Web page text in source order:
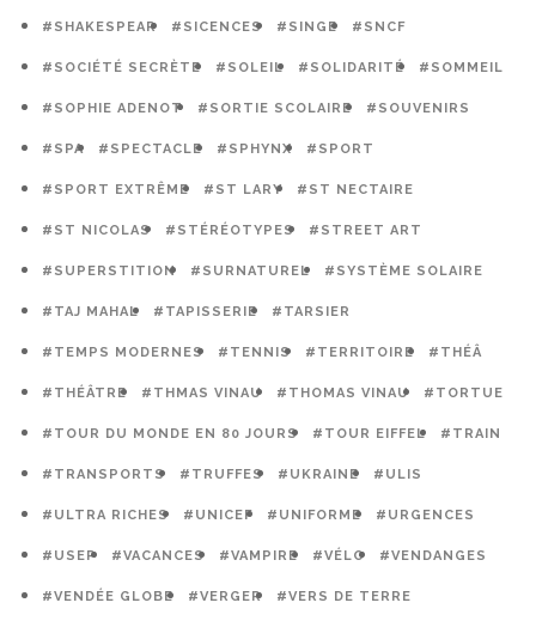
#SHAKESPEAR #SICENCES #SINGE #SNCF
#SOCIÉTÉ SECRÈTE #SOLEIL #SOLIDARITÉ #SOMMEIL
#SOPHIE ADENOT #SORTIE SCOLAIRE #SOUVENIRS
#SPA #SPECTACLE #SPHYNX #SPORT
#SPORT EXTRÊME #ST LARY #ST NECTAIRE
#ST NICOLAS #STÉRÉOTYPES #STREET ART
#SUPERSTITION #SURNATUREL #SYSTÈME SOLAIRE
#TAJ MAHAL #TAPISSERIE #TARSIER
#TEMPS MODERNES #TENNIS #TERRITOIRE #THÉÂ
#THÉÂTRE #THMAS VINAU #THOMAS VINAU #TORTUE
#TOUR DU MONDE EN 80 JOURS #TOUR EIFFEL #TRAIN
#TRANSPORTS #TRUFFES #UKRAINE #ULIS
#ULTRA RICHES #UNICEF #UNIFORME #URGENCES
#USEP #VACANCES #VAMPIRE #VÉLO #VENDANGES
#VENDÉE GLOBE #VERGER #VERS DE TERRE